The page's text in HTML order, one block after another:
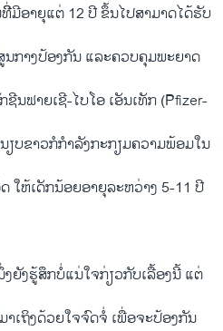
ອາຍຸແຕ່ 12 ປີ ຂຶ້ນໄປສາມາດໄດ້ຮັບ
ກາງປ້ອງກັນ ແລະຄວບຄຸມພະຍາດ
ນຟາຍເຊີ-ໄບໂອ ເອັນເທັກ (Pfizer-
ບຂາວກໍກຳລັງກະກຽມຄວາມພ້ອມໃນ
ໃຫ້ເດັກນ້ອຍອາຍຸລະຫວ່າງ 5-11 ປີ
ຍັງຮູ້ສຶກບໍ່​ແນ່​ໃຈກ່ຽວກັບເລື້ອງນີ້ ແຕ່
ເຖິງດ້ວຍໃຈຈົດຈໍ່ ເພື່ອຈະປ້ອງກັນ